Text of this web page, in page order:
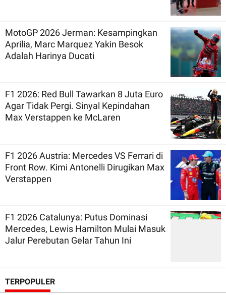
MotoGP 2026 Jerman: Kesampingkan
Aprilia, Marc Marquez Yakin Besok
Adalah Harinya Ducati
F1 2026: Red Bull Tawarkan 8 Juta Euro
Agar Tidak Pergi. Sinyal Kepindahan
Max Verstappen ke McLaren
F1 2026 Austria: Mercedes VS Ferrari di
Front Row. Kimi Antonelli Dirugikan Max
Verstappen
F1 2026 Catalunya: Putus Dominasi
Mercedes, Lewis Hamilton Mulai Masuk
Jalur Perebutan Gelar Tahun Ini
TERPOPULER